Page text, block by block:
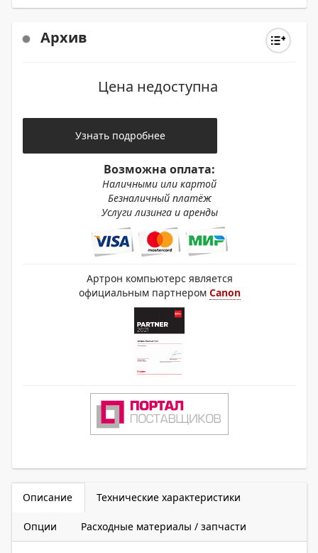
Архив
Цена недоступна
Узнать подробнее
Возможна оплата:
Наличными или картой
Безналичный платёж
Услуги лизинга и аренды
Артрон компьютерс является
официальным партнером Canon
Описание Технические характеристики
Опции Расходные материалы / запчасти